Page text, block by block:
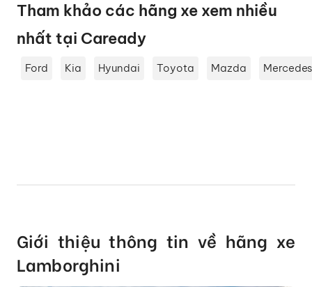
Tham khảo các hãng xe xem nhiều
nhất tại Caready
Ford Kia Hyundai Toyota Mazda Mercedes
Giới thiệu thông tin về hãng xe
Lamborghini